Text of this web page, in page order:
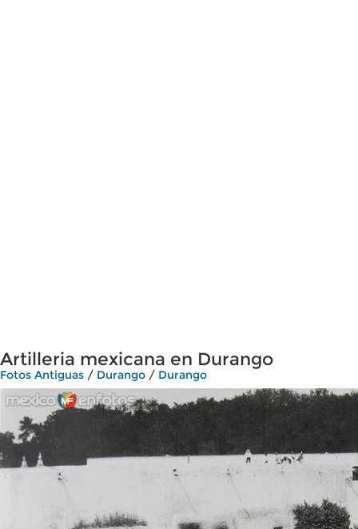
Artilleria mexicana en Durango
Fotos Antiguas / Durango / Durango